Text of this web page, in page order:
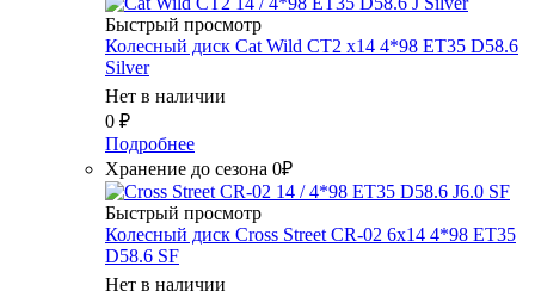
Быстрый просмотр
Колесный диск Cat Wild CT2 x14 4*98 ET35 D58.6
Silver
Нет в наличии
0 ₽
Подробнее
Хранение до сезона 0₽
Быстрый просмотр
Колесный диск Cross Street CR-02 6x14 4*98 ET35
D58.6 SF
Нет в наличии